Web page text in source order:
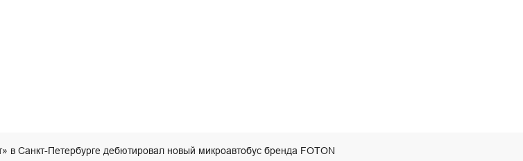
в Санкт-Петербурге дебютировал новый микроавтобус бренда FOTON